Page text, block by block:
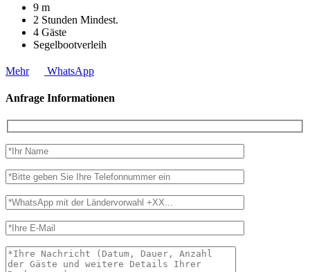
9 m
2 Stunden Mindest.
4 Gäste
Segelbootverleih
Mehr WhatsApp
Anfrage Informationen